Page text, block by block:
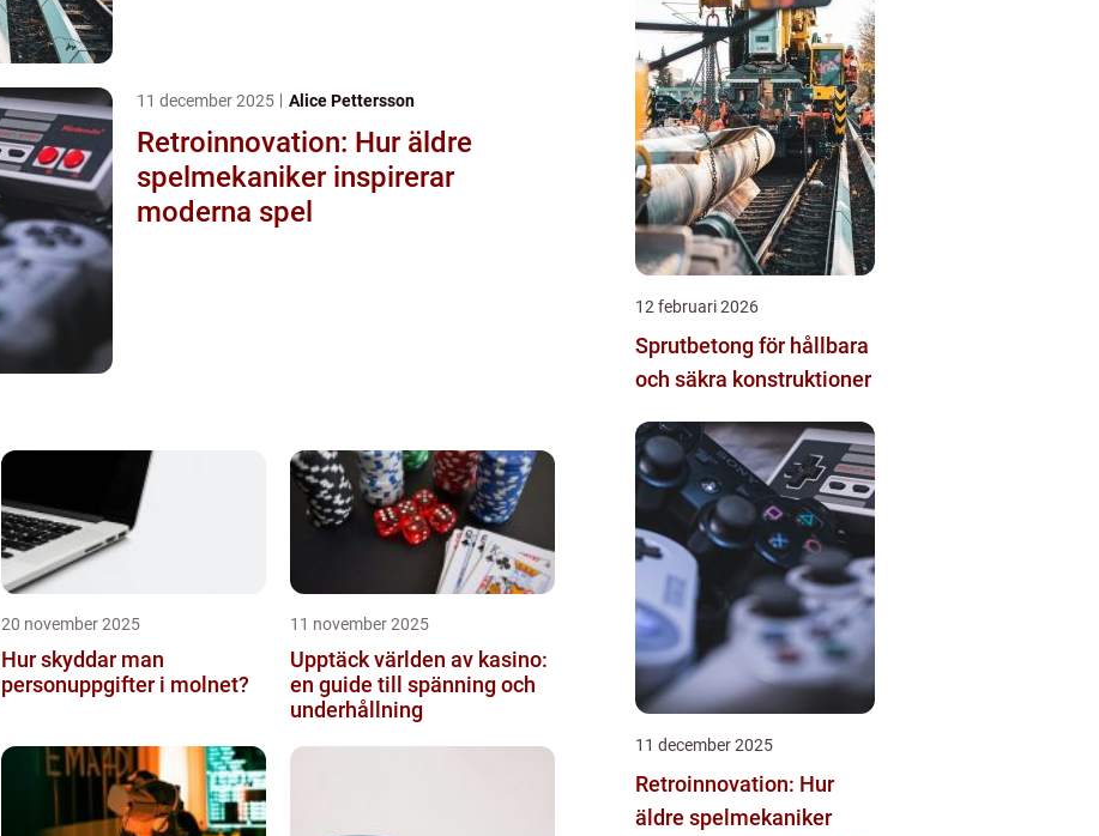
11 december 2025 Alice Pettersson
Retroinnovation: Hur äldre
spelmekaniker inspirerar
moderna spel
20 november 2025
Hur skyddar man
personuppgifter i molnet?
11 november 2025
Upptäck världen av kasino:
en guide till spänning och
underhållning
12 februari 2026
Sprutbetong för hållbara
och säkra konstruktioner
11 december 2025
Retroinnovation: Hur
äldre spelmekaniker